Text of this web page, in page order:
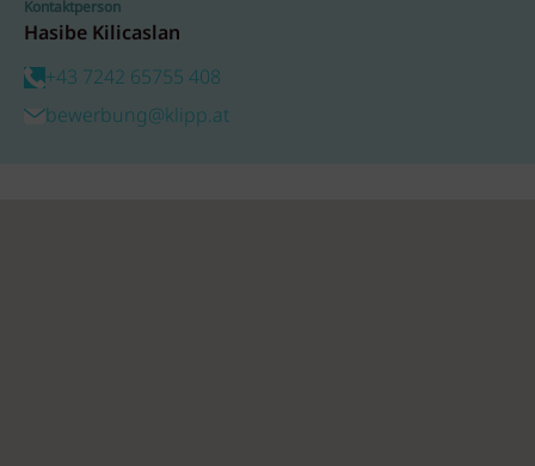
Kontaktperson
Hasibe Kilicaslan
+43 7242 65755 408
bewerbung@klipp.at